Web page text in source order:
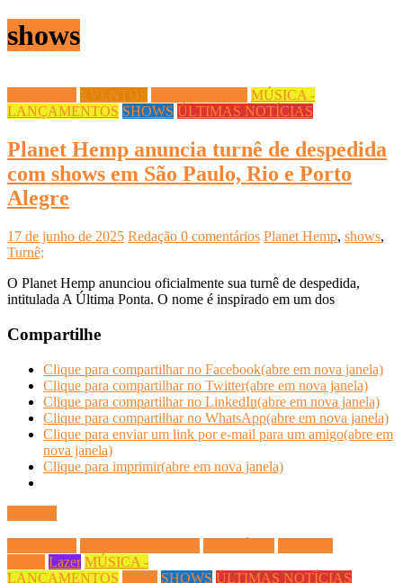
shows
EVENTOS
MÚSICA -
LANÇAMENTOS SHOWS ÚLTIMAS NOTÍCIAS
Planet Hemp anuncia turnê de despedida
com shows em São Paulo, Rio e Porto
Alegre
17 de junho de 2025 Redação 0 comentários Planet Hemp, shows,
Turnê;
O Planet Hemp anunciou oficialmente sua turnê de despedida,
intitulada A Última Ponta. O nome é inspirado em um dos
Compartilhe
Clique para compartilhar no Facebook(abre em nova janela)
Clique para compartilhar no Twitter(abre em nova janela)
Clique para compartilhar no LinkedIn(abre em nova janela)
Clique para compartilhar no WhatsApp(abre em nova janela)
Clique para enviar um link por e-mail para um amigo(abre em
nova janela)
Clique para imprimir(abre em nova janela)
Lazer MÚSICA -
LANÇAMENTOS
SHOWS ÚLTIMAS NOTÍCIAS